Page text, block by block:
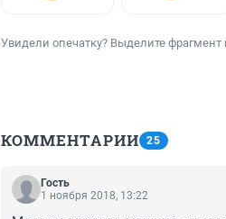
Увидели опечатку? Выделите фрагмент
КОММЕНТАРИИ 25
Гость
1 ноября 2018, 13:22